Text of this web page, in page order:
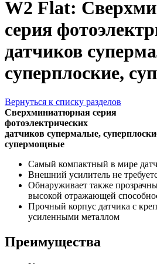
W2 Flat:
серия
датчиков
суперплоские,
Вернуться к списку разделов
Сверхминиатюрная серия
фотоэлектрических
датчиков супермалые,
супермощные
Самый компактный в мире
Внешний усилитель не
Обнаруживает также
высокой отражающей
Прочный корпус датчика с
усиленными металлом
Преимущества